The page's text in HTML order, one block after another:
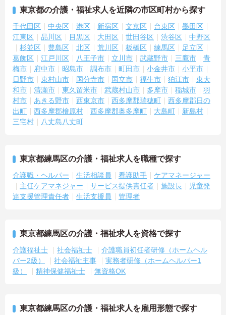
東京都の介護・福祉求人を近隣の市区町村から探す
千代田区 中央区 港区 新宿区 文京区 台東区
墨田区
江東区
品川区 目黒区 大田区 世田谷区 渋谷区
中野区
杉並区
豊島区 北区 荒川区 板橋区 練馬区
足立区
葛飾区
江戸川区 八王子市 立川市 武蔵野市 三鷹市
青
梅市
府中市 昭島市 調布市 町田市 小金井市
小平市
日野市
東村山市 国分寺市 国立市 福生市 狛江市
東大
和市
清瀬市 東久留米市 武蔵村山市 多摩市 稲城市
羽
村市
あきる野市 西東京市 西多摩郡瑞穂町
西多摩郡日の
出町
西多摩郡檜原村 西多摩郡奥多摩町 大島町
新島村
三宅村
八丈島八丈町
東京都練馬区の介護・福祉求人を職種で探す
介護職・ヘルパー 生活相談員 看護助手
ケアマネージャー
主任ケアマネジャー
サービス提供責任者 施設長
児童発
達支援管理責任者
生活支援員 管理者
東京都練馬区の介護・福祉求人を資格で探す
介護福祉士 社会福祉士
介護職員初任者研修（ホームヘル
パー2級）
社会福祉主事
実務者研修（ホームヘルパー1
級）
精神保健福祉士 無資格OK
東京都練馬区の介護・福祉求人を雇用形態で探す